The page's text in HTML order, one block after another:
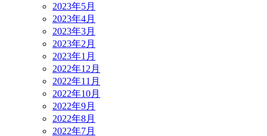
2023年5月
2023年4月
2023年3月
2023年2月
2023年1月
2022年12月
2022年11月
2022年10月
2022年9月
2022年8月
2022年7月